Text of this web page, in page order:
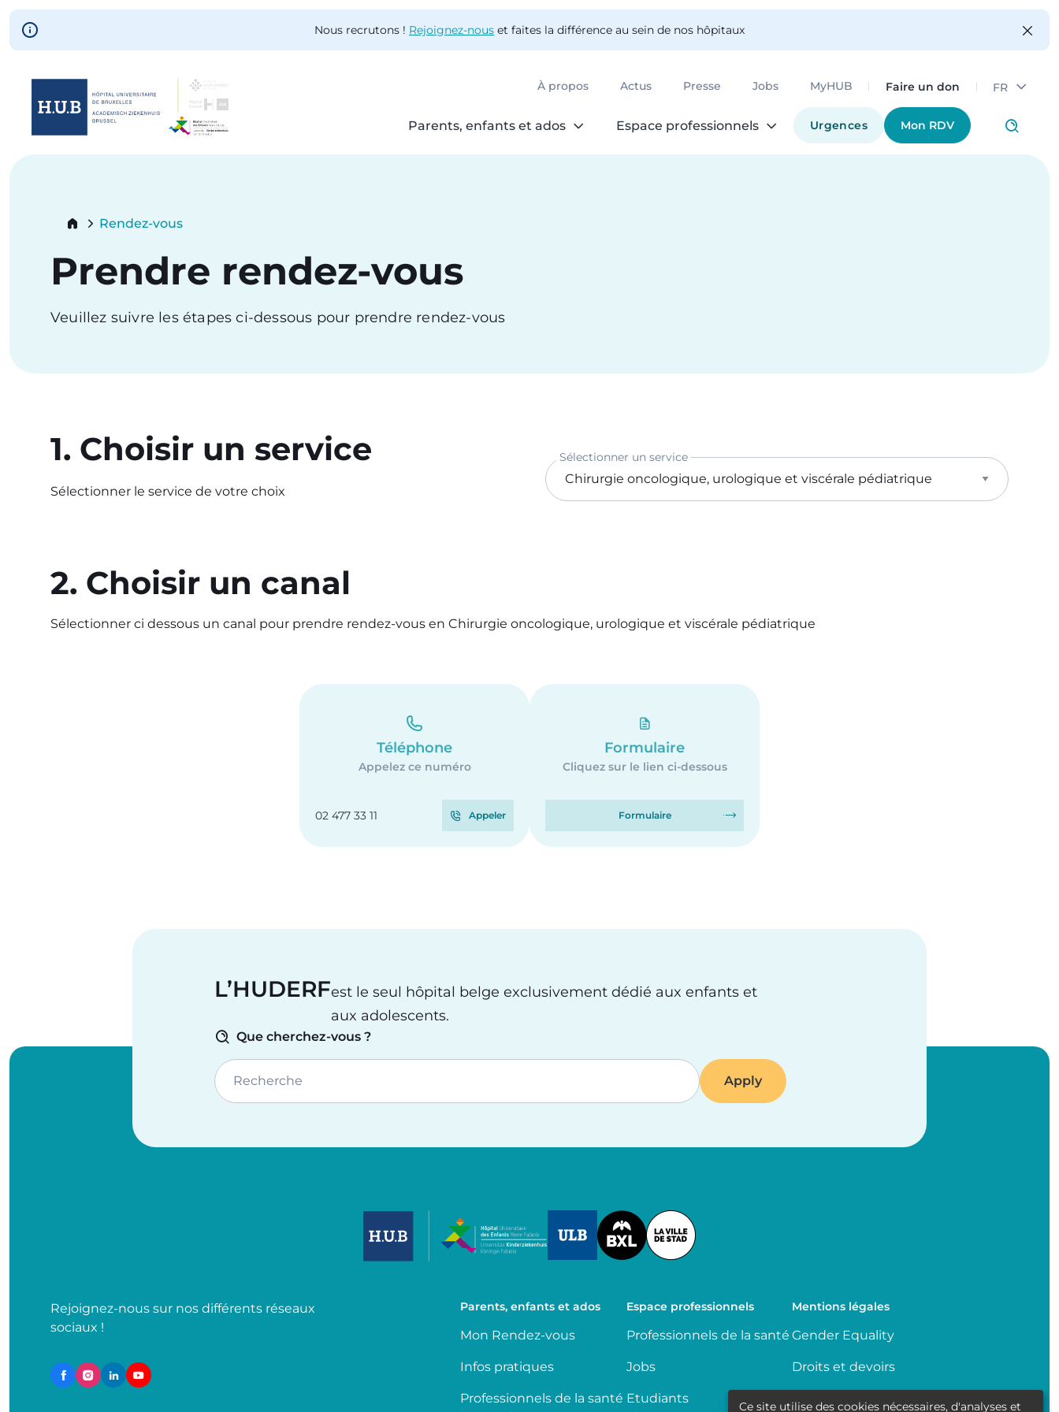
Skip to main content
Nous recrutons ! Rejoignez-nous et faites la différence au sein de nos hôpitaux
À propos Actus Presse Jobs MyHUB Faire un don FR
Parents, enfants et ados Espace professionnels Urgences Mon RDV
Skip
Breadcrumb
Rendez-vous
Prendre rendez-vous
Veuillez suivre les étapes ci-dessous pour prendre rendez-vous
1. Choisir un service
Sélectionner le service de votre choix
Sélectionner un service
2. Choisir un canal
Sélectionner ci dessous un canal pour prendre rendez-vous en Chirurgie oncologique, urologique et viscérale pédiatrique
Téléphone
Appelez ce numéro
02 477 33 11 Appeler
Formulaire
Cliquez sur le lien ci-dessous
Formulaire
L’HUDERFest le seul hôpital belge exclusivement dédié aux enfants et
aux adolescents.
Que cherchez-vous ?
Recherche
Image
Rejoignez-nous sur nos différents réseaux
sociaux !
Parents, enfants et ados
Mon Rendez-vous
Infos pratiques
Professionnels de la santé
Espace professionnels
Professionnels de la santé
Jobs
Etudiants
Mentions légales
Gender Equality
Droits et devoirs
Partage de données
Ce site utilise des cookies nécessaires, d'analyses et